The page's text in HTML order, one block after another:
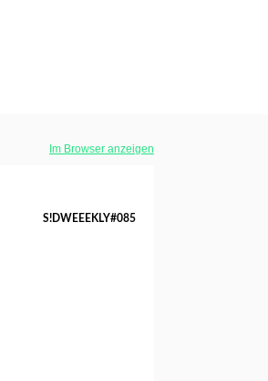
Im Browser anzeigen
S!DWEEEKLY#085